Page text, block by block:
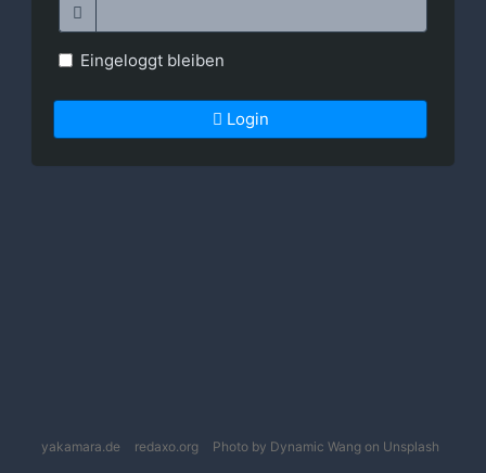
Eingeloggt bleiben
Login
yakamara.de redaxo.org Photo by Dynamic Wang on Unsplash